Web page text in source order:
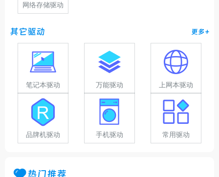
网络存储驱动
其它驱动 更多+
笔记本驱动 万能驱动 上网本驱动
品牌机驱动 手机驱动 常用驱动
热门推荐